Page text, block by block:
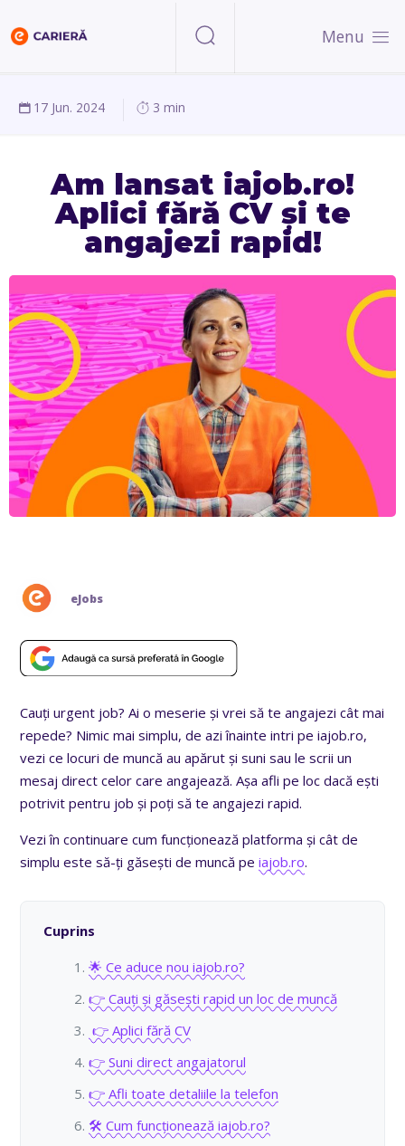
Menu
17 Jun. 2024 3 min
Am lansat iajob.ro!
Aplici fără CV și te
angajezi rapid!
eJobs
Cauți urgent job? Ai o meserie și vrei să te angajezi cât mai
repede? Nimic mai simplu, de azi înainte intri pe iajob.ro,
vezi ce locuri de muncă au apărut și suni sau le scrii un
mesaj direct celor care angajează. Așa afli pe loc dacă ești
potrivit pentru job și poți să te angajezi rapid.
Vezi în continuare cum funcționează platforma și cât de
simplu este să-ți găsești de muncă peiajob.ro.
Cuprins
🌟 Ce aduce nou iajob.ro?
👉 Cauți și găsești rapid un loc de muncă
👉 Aplici fără CV
👉 Suni direct angajatorul
👉 Afli toate detaliile la telefon
🛠️ Cum funcționează iajob.ro?